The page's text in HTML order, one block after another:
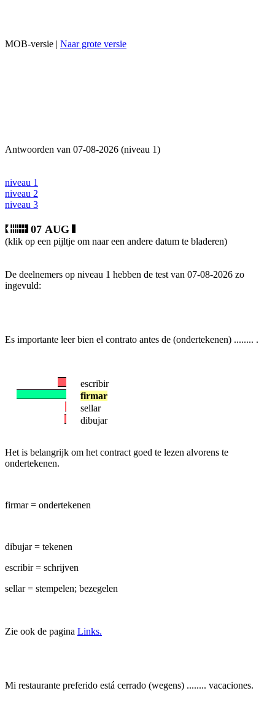
MOB-versie | Naar grote versie
Antwoorden van 07-08-2026 (niveau 1)
niveau 1
niveau 2
niveau 3
07 AUG
(klik op een pijltje om naar een andere datum te bladeren)
De deelnemers op niveau 1 hebben de test van 07-08-2026 zo
ingevuld:
Es importante leer bien el contrato antes de (ondertekenen) ........ .
escribir
firmar
sellar
dibujar
Het is belangrijk om het contract goed te lezen alvorens te
ondertekenen.
firmar = ondertekenen
dibujar = tekenen
escribir = schrijven
sellar = stempelen; bezegelen
Zie ook de pagina Links.
Mi restaurante preferido está cerrado (wegens) ........ vacaciones.